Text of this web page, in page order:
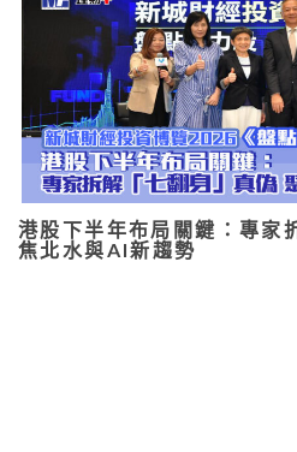
港股下半年布局關鍵：專家
焦北水與AI新趨勢